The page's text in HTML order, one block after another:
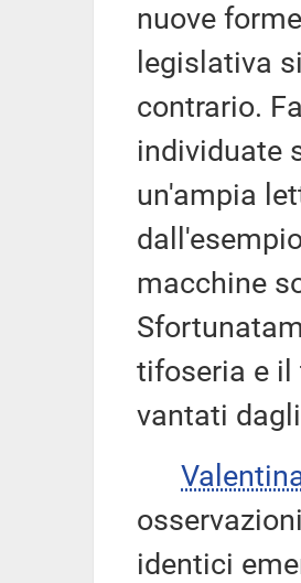
nuove
legislativa
contrario.
individuate
un'ampia
macchine
tifoseria e
vantati
identici